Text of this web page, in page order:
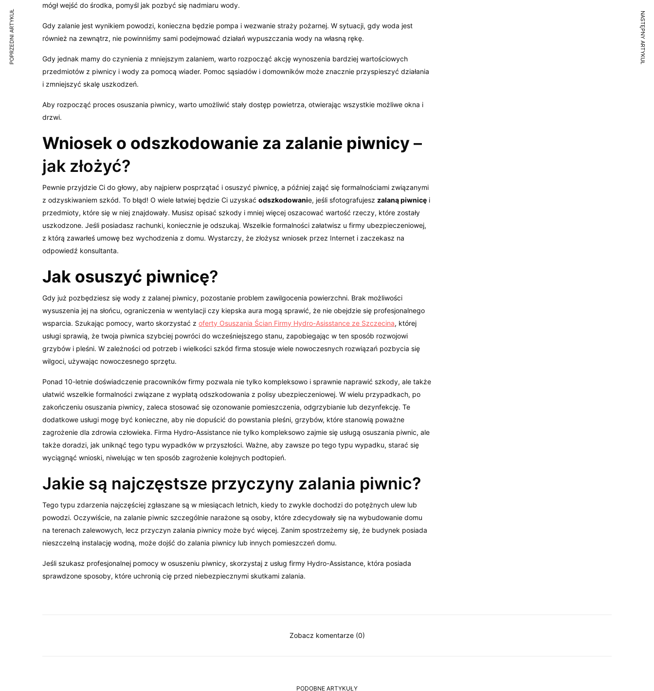
mógł wejść do środka, pomyśl jak pozbyć się nadmiaru wody.
Gdy zalanie jest wynikiem powodzi, konieczna będzie pompa i wezwanie straży pożarnej. W sytuacji, gdy woda jest
również na zewnątrz, nie powinniśmy sami podejmować działań wypuszczania wody na własną rękę.
Gdy jednak mamy do czynienia z mniejszym zalaniem, warto rozpocząć akcję wynoszenia bardziej wartościowych
przedmiotów z piwnicy i wody za pomocą wiader. Pomoc sąsiadów i domowników może znacznie przyspieszyć działania
i zmniejszyć skalę uszkodzeń.
Aby rozpocząć proces osuszania piwnicy, warto umożliwić stały dostęp powietrza, otwierając wszystkie możliwe okna i
drzwi.
Wniosek o odszkodowanie za zalanie piwnicy–
jak złożyć?
Pewnie przyjdzie Ci do głowy, aby najpierw posprzątać i osuszyć piwnicę, a później zająć się formalnościami związanymi
z odzyskiwaniem szkód. To błąd! O wiele łatwiej będzie Ci uzyskaćodszkodowanie, jeśli sfotografujesz zalaną piwnicę i
przedmioty, które się w niej znajdowały. Musisz opisać szkody i mniej więcej oszacować wartość rzeczy, które zostały
uszkodzone. Jeśli posiadasz rachunki, koniecznie je odszukaj. Wszelkie formalności załatwisz u firmy ubezpieczeniowej,
z którą zawarłeś umowę bez wychodzenia z domu. Wystarczy, że złożysz wniosek przez Internet i zaczekasz na
odpowiedź konsultanta.
Jak osuszyć piwnicę?
Gdy już pozbędziesz się wody z zalanej piwnicy, pozostanie problem zawilgocenia powierzchni. Brak możliwości
wysuszenia jej na słońcu, ograniczenia w wentylacji czy kiepska aura mogą sprawić, że nie obejdzie się profesjonalnego
wsparcia. Szukając pomocy, warto skorzystać zoferty Osuszania Ścian Firmy Hydro-Asisstance ze Szczecina, której
usługi sprawią, że twoja piwnica szybciej powróci do wcześniejszego stanu, zapobiegając w ten sposób rozwojowi
grzybów i pleśni. W zależności od potrzeb i wielkości szkód firma stosuje wiele nowoczesnych rozwiązań pozbycia się
wilgoci, używając nowoczesnego sprzętu.
Ponad 10-letnie doświadczenie pracowników firmy pozwala nie tylko kompleksowo i sprawnie naprawić szkody, ale także
ułatwić wszelkie formalności związane z wypłatą odszkodowania z polisy ubezpieczeniowej. W wielu przypadkach, po
zakończeniu osuszania piwnicy, zaleca stosować się ozonowanie pomieszczenia, odgrzybianie lub dezynfekcję. Te
dodatkowe usługi mogę być konieczne, aby nie dopuścić do powstania pleśni, grzybów, które stanowią poważne
zagrożenie dla zdrowia człowieka. Firma Hydro-Assistance nie tylko kompleksowo zajmie się usługą osuszania piwnic, ale
także doradzi, jak uniknąć tego typu wypadków w przyszłości. Ważne, aby zawsze po tego typu wypadku, starać się
wyciągnąć wnioski, niwelując w ten sposób zagrożenie kolejnych podtopień.
Jakie są najczęstsze przyczyny zalania piwnic?
Tego typu zdarzenia najczęściej zgłaszane są w miesiącach letnich, kiedy to zwykle dochodzi do potężnych ulew lub
powodzi. Oczywiście, na zalanie piwnic szczególnie narażone są osoby, które zdecydowały się na wybudowanie domu
na terenach zalewowych, lecz przyczyn zalania piwnicy może być więcej. Zanim spostrzeżemy się, że budynek posiada
nieszczelną instalację wodną, może dojść do zalania piwnicy lub innych pomieszczeń domu.
Jeśli szukasz profesjonalnej pomocy w osuszeniu piwnicy, skorzystaj z usług firmy Hydro-Assistance, która posiada
sprawdzone sposoby, które uchronią cię przed niebezpiecznymi skutkami zalania.
POPRZEDNI ARTYKUŁ NASTĘPNY ARTYKUŁ
Zobacz komentarze (0)
PODOBNE ARTYKUŁY